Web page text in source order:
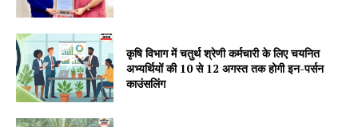
Company
About
Contact us
Subscription Plans
कृषि विभाग में चतुर्थ श्रेणी कर्मचारी के लिए चयनित
अभ्यर्थियों की 10 से 12 अगस्त तक होगी इन-पर्सन
काउंसलिंग